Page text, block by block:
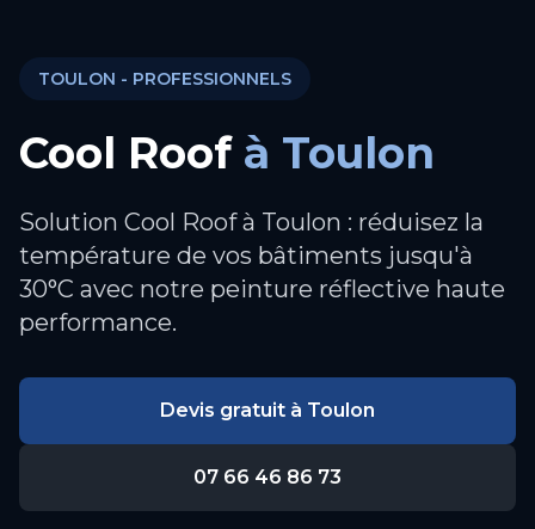
TOULON - PROFESSIONNELS
Cool Roof à Toulon
Solution Cool Roof à Toulon : réduisez la
température de vos bâtiments jusqu'à
30°C avec notre peinture réflective haute
performance.
Devis gratuit à Toulon
07 66 46 86 73